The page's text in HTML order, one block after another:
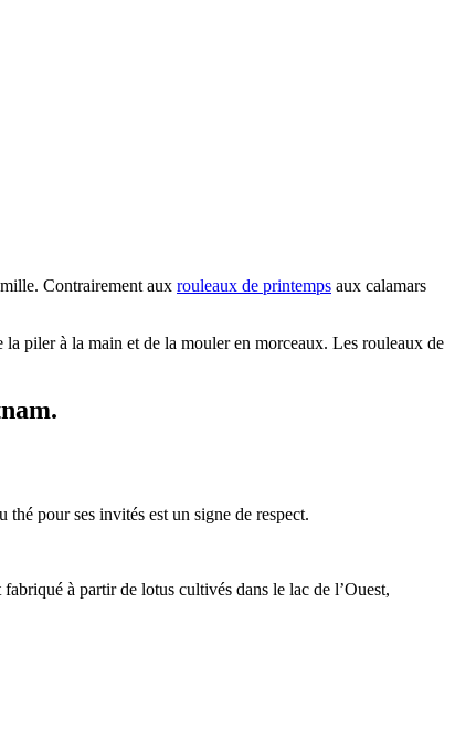
Contrairement aux rouleaux de printemps aux calamars
piler à la main et de la mouler en morceaux. Les rouleaux de
pour ses invités est un signe de respect.
à partir de lotus cultivés dans le lac de l’Ouest,